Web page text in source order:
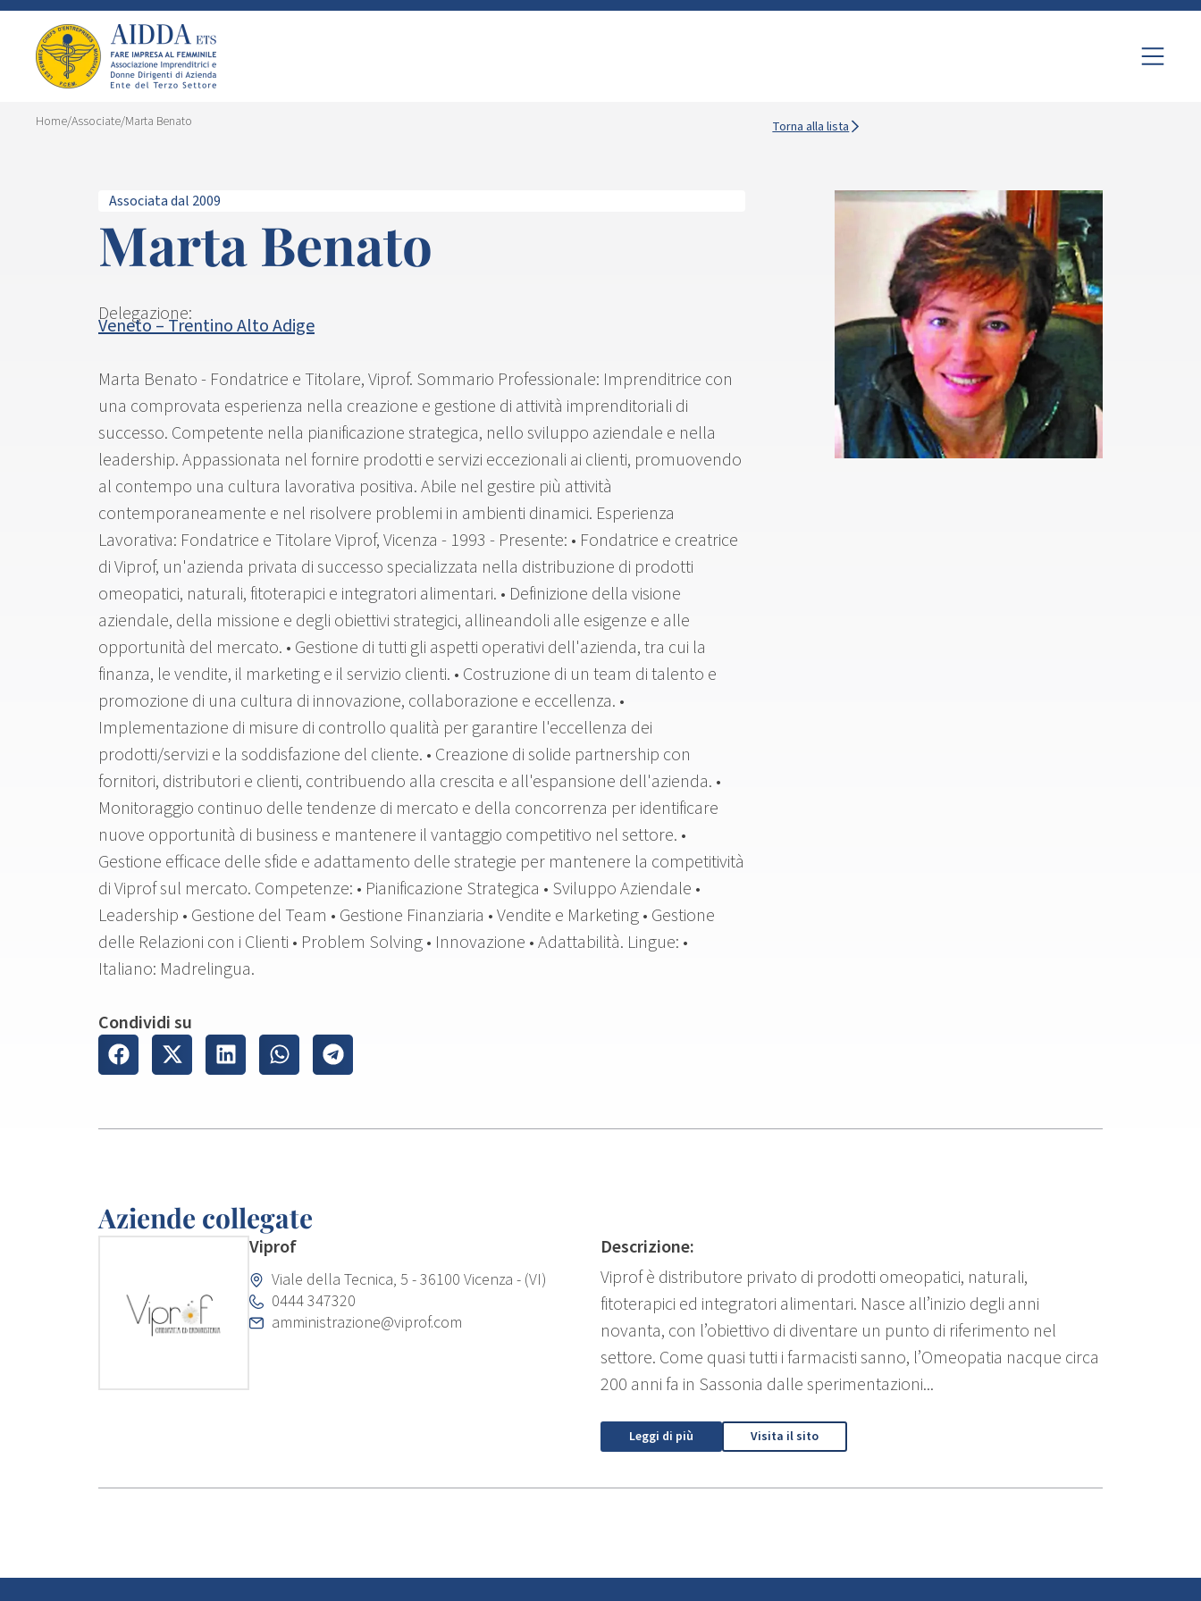
Home/Associate/Marta Benato Torna alla lista
Associata dal 2009
Marta Benato
Delegazione:
Veneto – Trentino Alto Adige
Marta Benato - Fondatrice e Titolare, Viprof. Sommario Professionale: Imprenditrice con
una comprovata esperienza nella creazione e gestione di attività imprenditoriali di
successo. Competente nella pianificazione strategica, nello sviluppo aziendale e nella
leadership. Appassionata nel fornire prodotti e servizi eccezionali ai clienti, promuovendo
al contempo una cultura lavorativa positiva. Abile nel gestire più attività
contemporaneamente e nel risolvere problemi in ambienti dinamici. Esperienza
Lavorativa: Fondatrice e Titolare Viprof, Vicenza - 1993 - Presente: • Fondatrice e creatrice
di Viprof, un'azienda privata di successo specializzata nella distribuzione di prodotti
omeopatici, naturali, fitoterapici e integratori alimentari. • Definizione della visione
aziendale, della missione e degli obiettivi strategici, allineandoli alle esigenze e alle
opportunità del mercato. • Gestione di tutti gli aspetti operativi dell'azienda, tra cui la
finanza, le vendite, il marketing e il servizio clienti. • Costruzione di un team di talento e
promozione di una cultura di innovazione, collaborazione e eccellenza. •
Implementazione di misure di controllo qualità per garantire l'eccellenza dei
prodotti/servizi e la soddisfazione del cliente. • Creazione di solide partnership con
fornitori, distributori e clienti, contribuendo alla crescita e all'espansione dell'azienda. •
Monitoraggio continuo delle tendenze di mercato e della concorrenza per identificare
nuove opportunità di business e mantenere il vantaggio competitivo nel settore. •
Gestione efficace delle sfide e adattamento delle strategie per mantenere la competitività
di Viprof sul mercato. Competenze: • Pianificazione Strategica • Sviluppo Aziendale •
Leadership • Gestione del Team • Gestione Finanziaria • Vendite e Marketing • Gestione
delle Relazioni con i Clienti • Problem Solving • Innovazione • Adattabilità. Lingue: •
Italiano: Madrelingua.
Condividi su
Aziende collegate
Viprof
Viale della Tecnica, 5 - 36100 Vicenza - (VI)
0444 347320
amministrazione@viprof.com
Descrizione:
Viprof è distributore privato di prodotti omeopatici, naturali,
fitoterapici ed integratori alimentari. Nasce all’inizio degli anni
novanta, con l’obiettivo di diventare un punto di riferimento nel
settore. Come quasi tutti i farmacisti sanno, l’Omeopatia nacque circa
200 anni fa in Sassonia dalle sperimentazioni...
Leggi di più Visita il sito